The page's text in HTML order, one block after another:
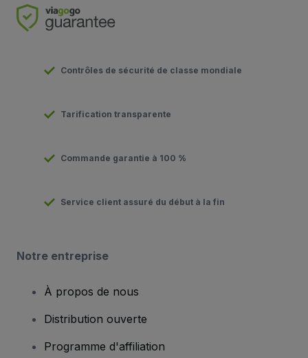
Contrôles de sécurité de classe mondiale
Tarification transparente
Commande garantie à 100 %
Service client assuré du début à la fin
Notre entreprise
À propos de nous
Distribution ouverte
Programme d'affiliation